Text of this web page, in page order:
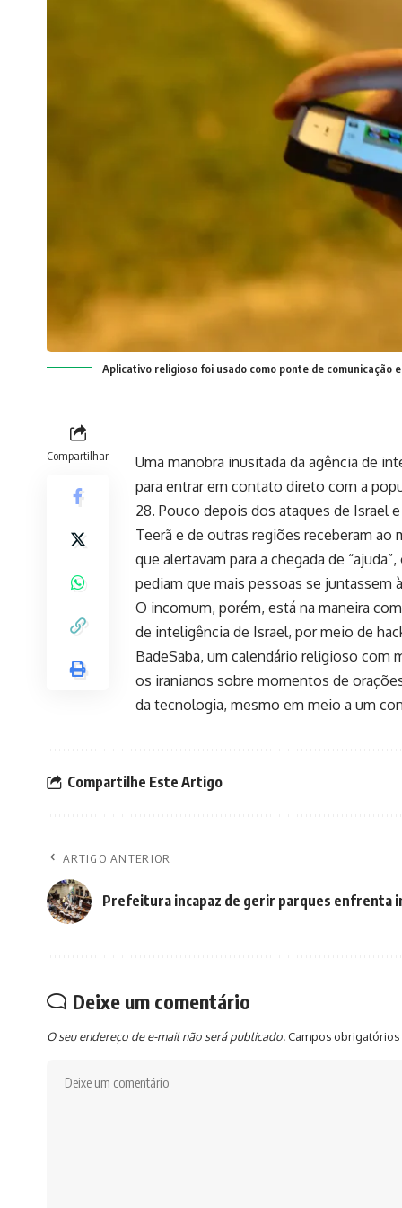
Aplicativo religioso foi usado como ponte de comunicação
Compartilhar
Uma manobra inusitada da agência de
para entrar em contato direto com a
28. Pouco depois dos ataques de Israel
Teerã e de outras regiões receberam
que alertavam para a chegada de
pediam que mais pessoas se juntassem
O incomum, porém, está na maneira
de inteligência de Israel, por meio de
BadeSaba, um calendário religioso com
os iranianos sobre momentos de
da tecnologia, mesmo em meio a um
Compartilhe Este Artigo
ARTIGO ANTERIOR
Prefeitura incapaz de gerir parques enfrenta
Deixe um comentário
O seu endereço de e-mail não será publicado. Campos